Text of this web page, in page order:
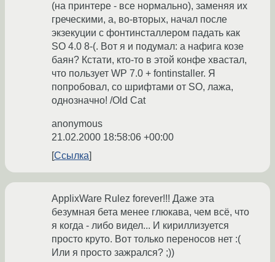
(на принтере - все нормально), заменяя их
греческими, а, во-вторых, начал после
экзекуции с фонтинсталлером падать как
SO 4.0 8-(. Вот я и подумал: а нафига козе
баян? Кстати, кто-то в этой конфе хвастал,
что пользует WP 7.0 + fontinstaller. Я
попробовал, со шрифтами от SO, лажа,
однозначно! /Old Cat
anonymous
21.02.2000 18:58:06 +00:00
Ссылка
ApplixWare Rulez forever!!! Даже эта
безумная бета менее глюкава, чем всё, что
я когда - либо видел... И кириллизуется
просто круто. Вот только переносов нет :(
Или я просто зажрался? ;))